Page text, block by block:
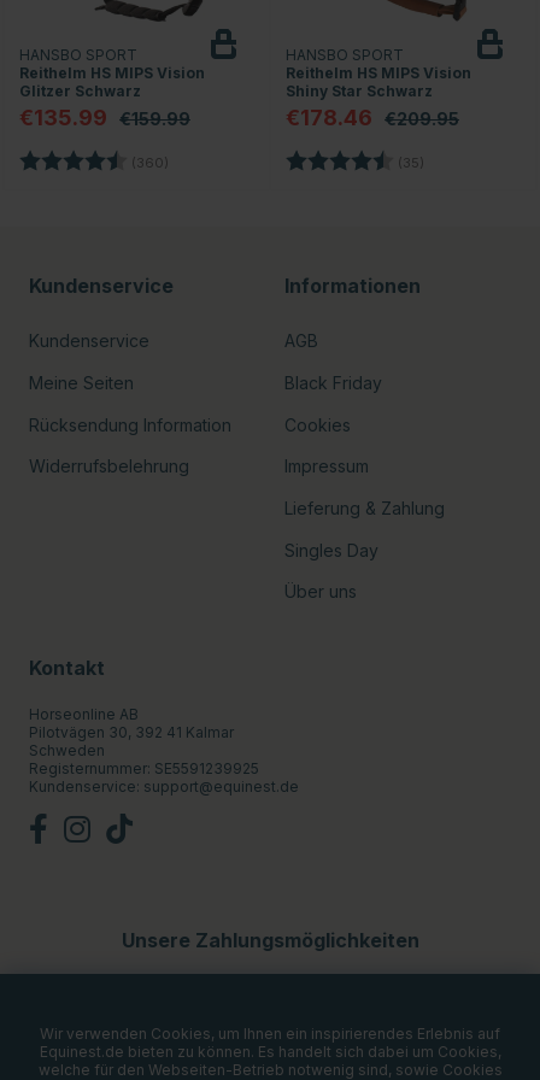
HANSBO SPORT
Reithelm HS MIPS Vision
Glitzer Schwarz
€135.99 €159.99
Bewertung: (360) 4.7 von 5 Sternen
HANSBO SPORT
Reithelm HS MIPS Vision
Shiny Star Schwarz
€178.46 €209.95
Bewertung: (35)
Kundenservice
Kundenservice
Meine Seiten
Rücksendung Information
Widerrufsbelehrung
Informationen
AGB
Black Friday
Cookies
Impressum
Lieferung & Zahlung
Singles Day
Über uns
Kontakt
Horseonline AB
Pilotvägen 30, 392 41 Kalmar
Schweden
Registernummer: SE5591239925
Kundenservice: support@equinest.de
Unsere Zahlungsmöglichkeiten
Wir verwenden Cookies, um Ihnen ein inspirierendes Erlebnis auf
Equinest.de bieten zu können. Es handelt sich dabei um Cookies,
welche für den Webseiten-Betrieb notwenig sind, sowie Cookies